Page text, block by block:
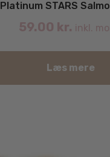
Platinum STARS
59.00 kr. inkl.
Læs mere